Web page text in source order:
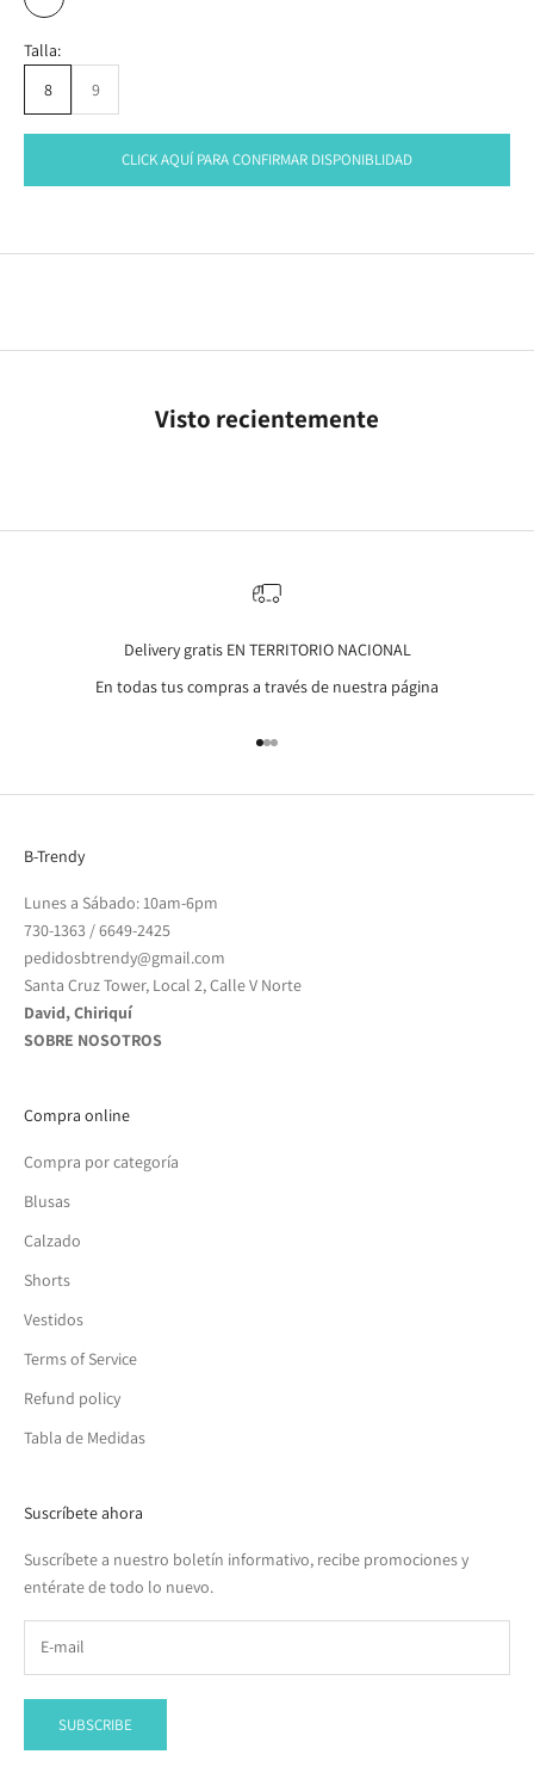
TRANSPAREN
Talla:
8
9
CLICK AQUÍ PARA CONFIRMAR DISPONIBLIDAD
Visto recientemente
Delivery gratis EN TERRITORIO NACIONAL
En todas tus compras a través de nuestra página
Go to item 1
Go to item 2
Go to item 3
B-Trendy
Lunes a Sábado: 10am-6pm
730-1363 /6649-2425
pedidosbtrendy@gmail.com
Santa Cruz Tower, Local 2, Calle V Norte
David, Chiriquí
SOBRE NOSOTROS
Compra online
Compra por categoría
Blusas
Calzado
Shorts
Vestidos
Terms of Service
Refund policy
Tabla de Medidas
Suscríbete ahora
Suscríbete a nuestro boletín informativo, recibe promociones y
entérate de todo lo nuevo.
SUBSCRIBE